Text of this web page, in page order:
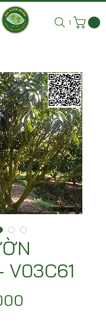
Tìm kiếm
V03C61